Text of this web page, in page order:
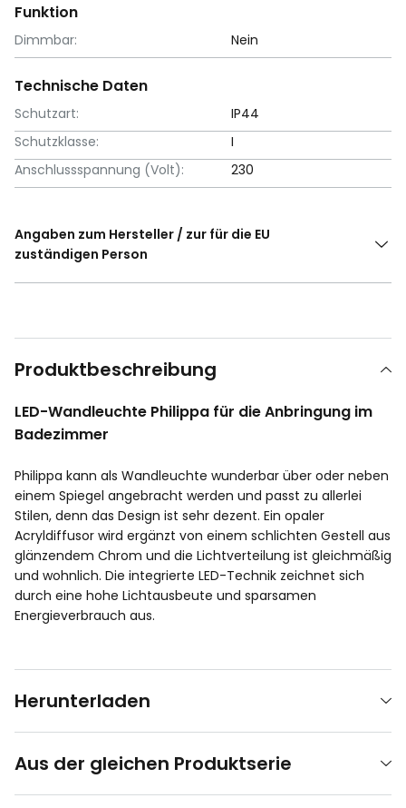
Funktion
Dimmbar: Nein
Technische Daten
Schutzart:
IP44
Schutzklasse:
I
Anschlussspannung (Volt):
230
Angaben zum Hersteller / zur für die EU
zuständigen Person
Produktbeschreibung
LED-Wandleuchte Philippa für die Anbringung im
Badezimmer
Philippa kann als Wandleuchte wunderbar über oder neben
einem Spiegel angebracht werden und passt zu allerlei
Stilen, denn das Design ist sehr dezent. Ein opaler
Acryldiffusor wird ergänzt von einem schlichten Gestell aus
glänzendem Chrom und die Lichtverteilung ist gleichmäßig
und wohnlich. Die integrierte LED-Technik zeichnet sich
durch eine hohe Lichtausbeute und sparsamen
Energieverbrauch aus.
Herunterladen
Aus der gleichen Produktserie